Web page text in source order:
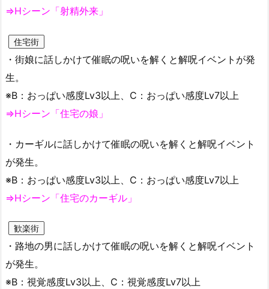
⇒Hシーン「射精外来」
住宅街
・街娘に話しかけて催眠の呪いを解くと解呪イベントが発
生。
※B：おっぱい感度Lv3以上、C：おっぱい感度Lv7以上
⇒Hシーン「住宅の娘」
・カーギルに話しかけて催眠の呪いを解くと解呪イベント
が発生。
※B：おっぱい感度Lv3以上、C：おっぱい感度Lv7以上
⇒Hシーン「住宅のカーギル」
歓楽街
・路地の男に話しかけて催眠の呪いを解くと解呪イベント
が発生。
※B：視覚感度Lv3以上、C：視覚感度Lv7以上